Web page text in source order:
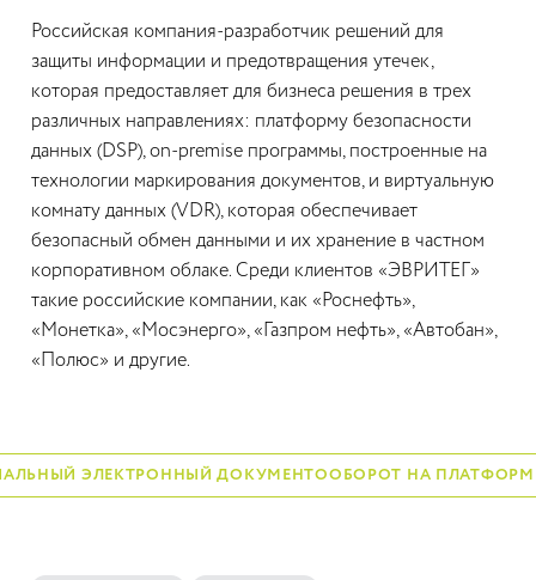
Российская компания-разработчик решений для
защиты информации и предотвращения утечек,
которая предоставляет для бизнеса решения в трех
различных направлениях: платформу безопасности
данных (DSP), on-premise программы, построенные на
технологии маркирования документов, и виртуальную
комнату данных (VDR), которая обеспечивает
безопасный обмен данными и их хранение в частном
корпоративном облаке. Среди клиентов «ЭВРИТЕГ»
такие российские компании, как «Роснефть»,
«Монетка», «Мосэнерго», «Газпром нефть», «Автобан»,
«Полюс» и другие.
ЭЛЕКТРОННЫЙ ДОКУМЕНТООБОРОТ НА ПЛАТФОРМЕ